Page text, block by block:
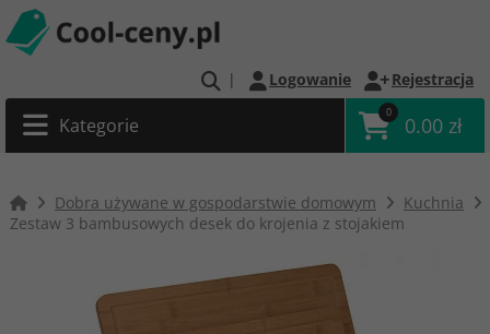
| Logowanie Rejestracja
Kategorie
0
0.00 zł
Dobra używane w gospodarstwie domowym
Kuchnia
Zestaw 3 bambusowych desek do krojenia z stojakiem